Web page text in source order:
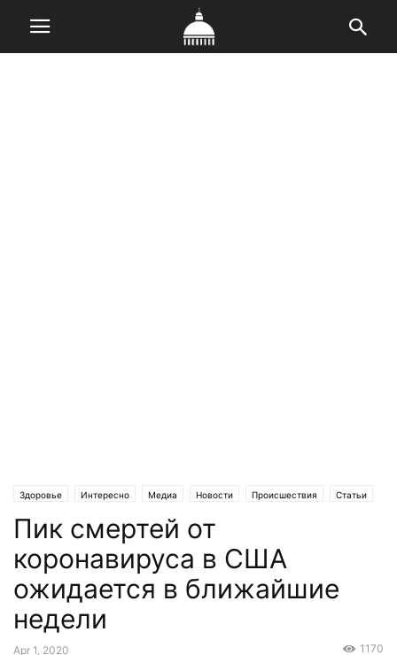
Здоровье Интересно Медиа Новости Происшествия Статьи
Пик смертей от
коронавируса в США
ожидается в ближайшие
недели
Apr 1, 2020 1170